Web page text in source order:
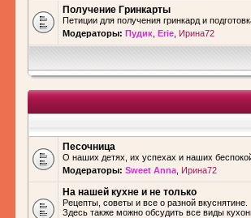
Получение Гринкарты
Петиции для получения гринкард и
Модераторы: Пудик Erie Ирина72
Песочница
О наших детях, их успехах и наших
Модераторы: Sweet Anna Ирина72
На нашей кухне и не только
Рецепты, советы и все о разной вкуснятине.
Здесь также можно обсудить все виды